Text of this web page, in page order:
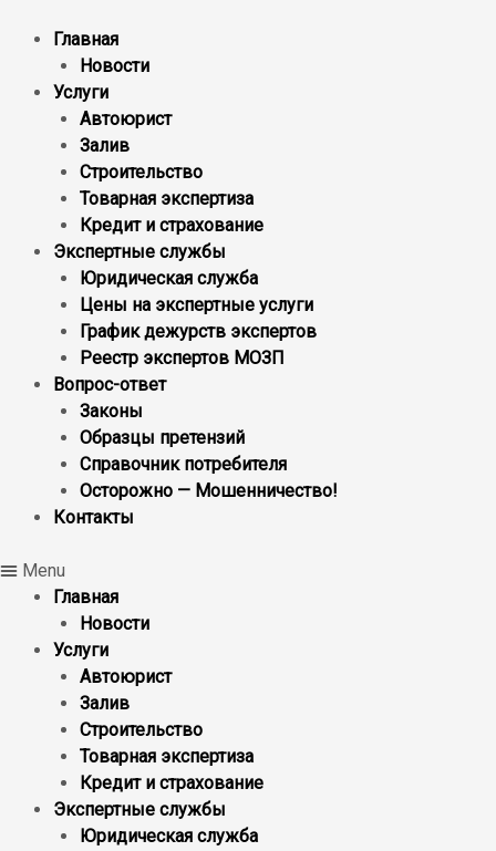
Главная
Новости
Услуги
Автоюрист
Залив
Строительство
Товарная экспертиза
Кредит и страхование
Экспертные службы
Юридическая служба
Цены на экспертные услуги
График дежурств экспертов
Реестр экcпертов МОЗП
Вопрос-ответ
Законы
Образцы претензий
Справочник потребителя
Осторожно — Мошенничество!
Контакты
Menu
Главная
Новости
Услуги
Автоюрист
Залив
Строительство
Товарная экспертиза
Кредит и страхование
Экспертные службы
Юридическая служба